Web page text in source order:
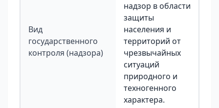
Вид
государственного
контроля (надзора)
надзор в области
защиты
населения и
территорий от
чрезвычайных
ситуаций
природного и
техногенного
характера.